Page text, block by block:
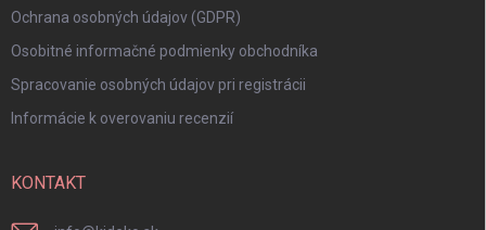
Ochrana osobných údajov (GDPR)
Osobitné informačné podmienky obchodníka
Spracovanie osobných údajov pri registrácii
Informácie k overovaniu recenzií
KONTAKT